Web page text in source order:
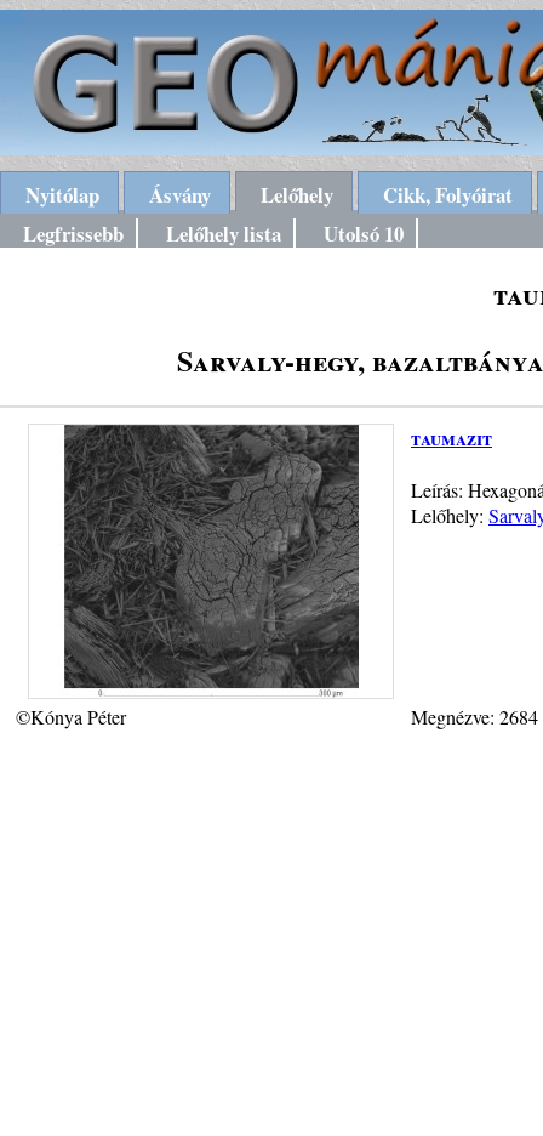
Nyitólap Ásvány Lelőhely
Cikk, Folyóirat
Legfrissebb
Lelőhely lista Utolsó 10
Sarvaly-hegy,
taumazit
Leírás:
Lelőhely:
©Kónya Péter Megnézve: